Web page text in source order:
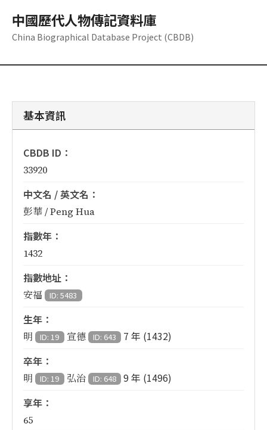
中國歷代人物傳記資料庫
China Biographical Database Project (CBDB)
基本資訊
CBDB ID：
33920
中文名 / 英文名：
彭華 / Peng Hua
指數年：
1432
指數地址：
安福 ID: 5483
生年：
明 ID: 19 宣德 ID: 643
7 年 (1432)
卒年：
明 ID: 19 弘治 ID: 648
9 年 (1496)
享年：
65